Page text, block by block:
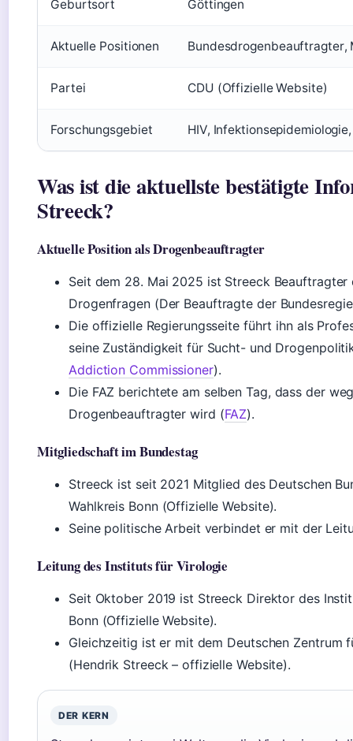
Geburtsort Göttingen
Aktuelle Positionen Bundesdrogenbeauftragter,
Partei CDU (Offizielle Website)
Forschungsgebiet HIV,
Was ist die aktuellste bestätigte
Streeck?
Aktuelle Position als Drogenbeauftragter
Seit dem 28. Mai 2025 ist Streeck
Drogenfragen (Der Beauftragte der
Die offizielle Regierungsseite führt ihn als
seine Zuständigkeit für Sucht- und
Addiction Commissioner).
Die FAZ berichtete am selben Tag, dass der
Drogenbeauftragter wird (FAZ).
Mitgliedschaft im Bundestag
Streeck ist seit 2021 Mitglied des Deutschen
Wahlkreis Bonn (Offizielle Website).
Seine politische Arbeit verbindet er mit der
Leitung des Instituts für Virologie
Seit Oktober 2019 ist Streeck Direktor des
Bonn (Offizielle Website).
Gleichzeitig ist er mit dem Deutschen Zentrum
(Hendrik Streeck – offizielle Website).
DER KERN